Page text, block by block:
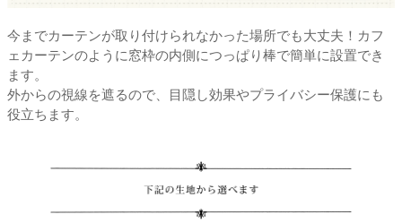
今までカーテンが取り付けられなかった場所でも大丈夫！カフ
ェカーテンのように窓枠の内側につっぱり棒で簡単に設置でき
ます。
外からの視線を遮るので、目隠し効果やプライバシー保護にも
役立ちます。